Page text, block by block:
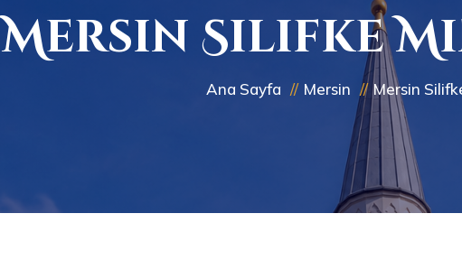
Mersin Silifke
Ana Sayfa Mersin Mersin